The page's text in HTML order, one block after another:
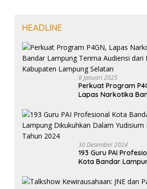
HEADLINE
8 Januari 2025
Perkuat Program
Lapas Narkotika
dari BNN Kabupaten
Lampung Selatan
30 Desember 2024
193 Guru PAI
Kota Bandar
Yudisium PPG Tahun